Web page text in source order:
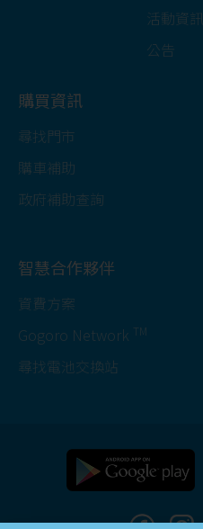
活動資訊
公告
購買資訊
尋找門市
購車補助
政府補助查詢
智慧合作夥伴
資費方案
Gogoro Network TM
尋找電池交換站